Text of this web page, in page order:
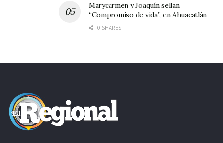
Marycarmen y Joaquín sellan
“Compromiso de vida”, en Ahuacatlán
0 SHARES